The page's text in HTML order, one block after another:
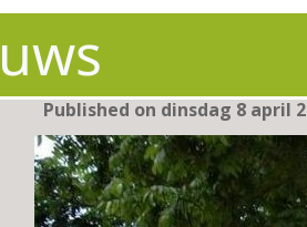
Published on dinsdag 8 april